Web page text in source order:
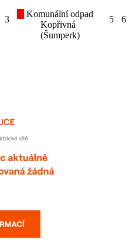
3
Komunální odpad
Kopřivná
(Šumperk)
5 6